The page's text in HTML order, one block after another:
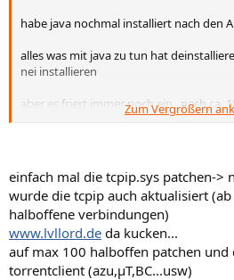
habe java nochmal installiert nach den
alles was mit java zu tun hat
nei installieren
aber es friert immer noch ein , nach ca.
musste wieder RESET drücken
Zum Vergrößern
einfach mal die tcpip.sys patchen->
wurde die tcpip auch aktualisiert
halboffene verbindungen)
www.lvllord.de da kucken...
auf max 100 halboffen patchen und
torrentclient (azu,µT,BC...usw)